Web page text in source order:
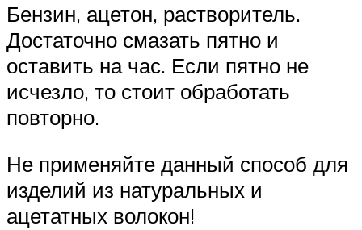
Бензин, ацетон, растворитель.
Достаточно смазать пятно и
оставить на час. Если пятно не
исчезло, то стоит обработать
повторно.
Не применяйте данный способ для
изделий из натуральных и
ацетатных волокон!